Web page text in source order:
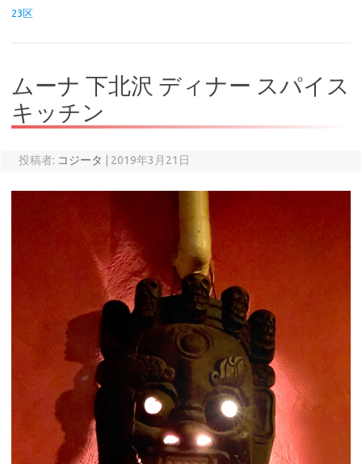
23区
ムーナ 下北沢 ディナー スパイス
キッチン
投稿者: コジータ 2019年3月21日